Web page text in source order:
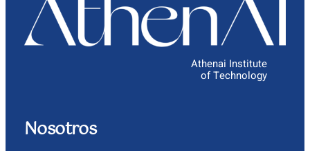
Athenai Institute
of Technology
Nosotros